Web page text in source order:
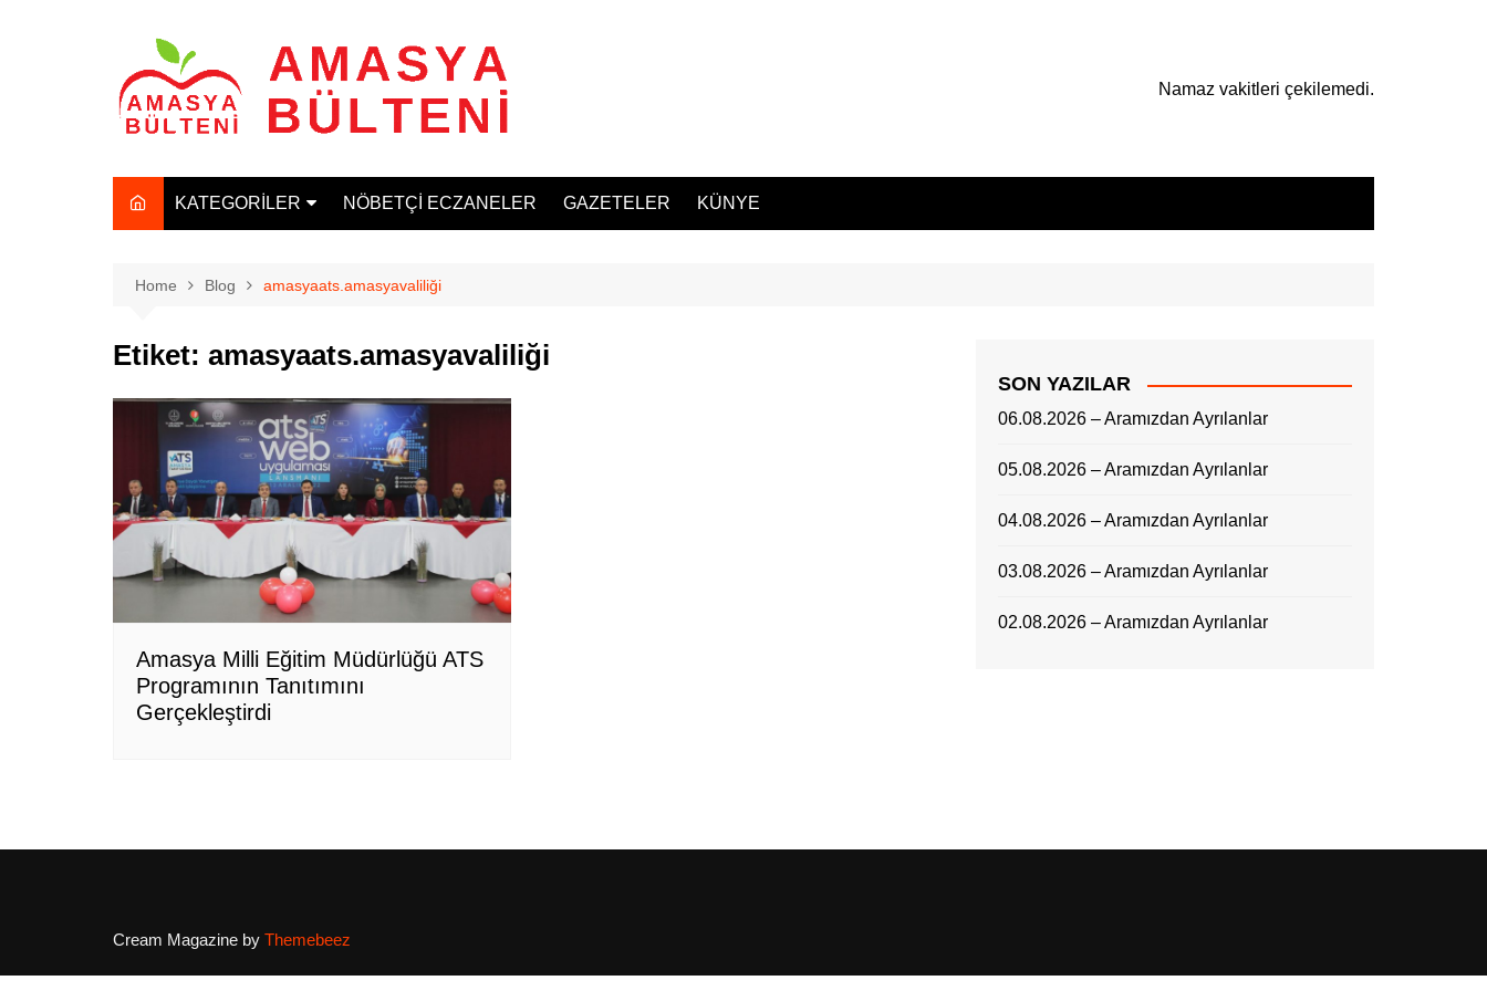
Namaz vakitleri çekilemedi.
KATEGORİLER
GÜNCEL
SPOR
TARIM
EĞİTİM
EKONOMİ
NÖBETÇİ ECZANELER GAZETELER KÜNYE
Home Blog amasyaats.amasyavaliliği
Etiket: amasyaats.amasyavaliliği
Amasya Milli Eğitim Müdürlüğü ATS
Programının Tanıtımını
Gerçekleştirdi
SON YAZILAR
06.08.2026 – Aramızdan Ayrılanlar
05.08.2026 – Aramızdan Ayrılanlar
04.08.2026 – Aramızdan Ayrılanlar
03.08.2026 – Aramızdan Ayrılanlar
02.08.2026 – Aramızdan Ayrılanlar
Cream Magazine by Themebeez